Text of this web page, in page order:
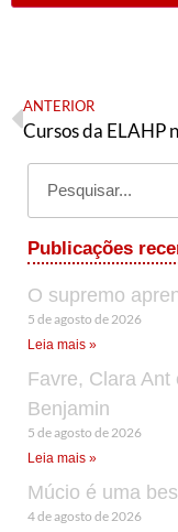
ANTERIOR
Publicações
O supremo
5 de agosto de 2026
Leia mais »
Favre, Clara
Benjamin
5 de agosto de 2026
Leia mais »
Múcio é uma
4 de agosto de 2026